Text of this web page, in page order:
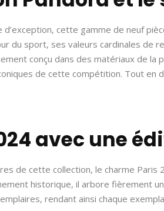
d’exception, cette gamme de neuf
du sport, ses valeurs cardinales de
conçu dans des matériaux de
de cette compétition. Tout en
avec une
de cette collection, le charme
historique, il arbore fièrement
rendant ainsi chaque